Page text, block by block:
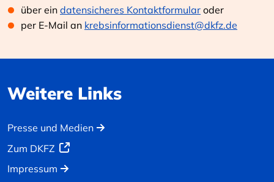
über ein datensicheres Kontaktformular oder
per E-Mail an krebsinformationsdienst@dkfz.de
Weitere Links
Presse und Medien
Zum DKFZ
Impressum